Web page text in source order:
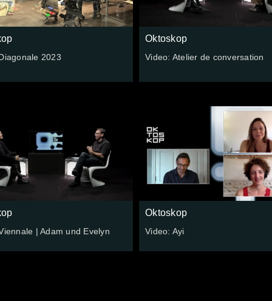
2023
Oktoskop
Video: Atelier de conversation
| Adam und Evelyn
Oktoskop
Video: Ayi